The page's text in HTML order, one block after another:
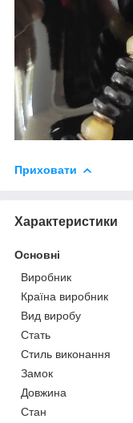
Приховати
Характеристики
Основні
Виробник
Країна виробник
Вид виробу
Стать
Стиль виконання
Замок
Довжина
Стан